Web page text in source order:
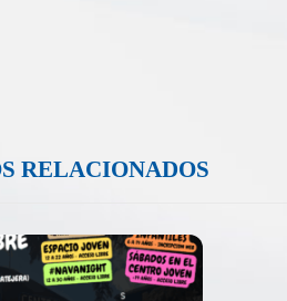
RELACIONADOS